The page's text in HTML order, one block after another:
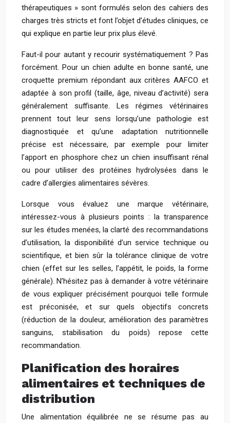
thérapeutiques » sont formulés selon des cahiers des
charges très stricts et font l’objet d’études cliniques, ce
qui explique en partie leur prix plus élevé.
Faut-il pour autant y recourir systématiquement ? Pas
forcément. Pour un chien adulte en bonne santé, une
croquette premium répondant aux critères AAFCO et
adaptée à son profil (taille, âge, niveau d’activité) sera
généralement suffisante. Les régimes vétérinaires
prennent tout leur sens lorsqu’une pathologie est
diagnostiquée et qu’une adaptation nutritionnelle
précise est nécessaire, par exemple pour limiter
l’apport en phosphore chez un chien insuffisant rénal
ou pour utiliser des protéines hydrolysées dans le
cadre d’allergies alimentaires sévères.
Lorsque vous évaluez une marque vétérinaire,
intéressez-vous à plusieurs points : la transparence
sur les études menées, la clarté des recommandations
d’utilisation, la disponibilité d’un service technique ou
scientifique, et bien sûr la tolérance clinique de votre
chien (effet sur les selles, l’appétit, le poids, la forme
générale). N’hésitez pas à demander à votre vétérinaire
de vous expliquer précisément pourquoi telle formule
est préconisée, et sur quels objectifs concrets
(réduction de la douleur, amélioration des paramètres
sanguins, stabilisation du poids) repose cette
recommandation.
Planification des horaires
alimentaires et techniques de
distribution
Une alimentation équilibrée ne se résume pas au